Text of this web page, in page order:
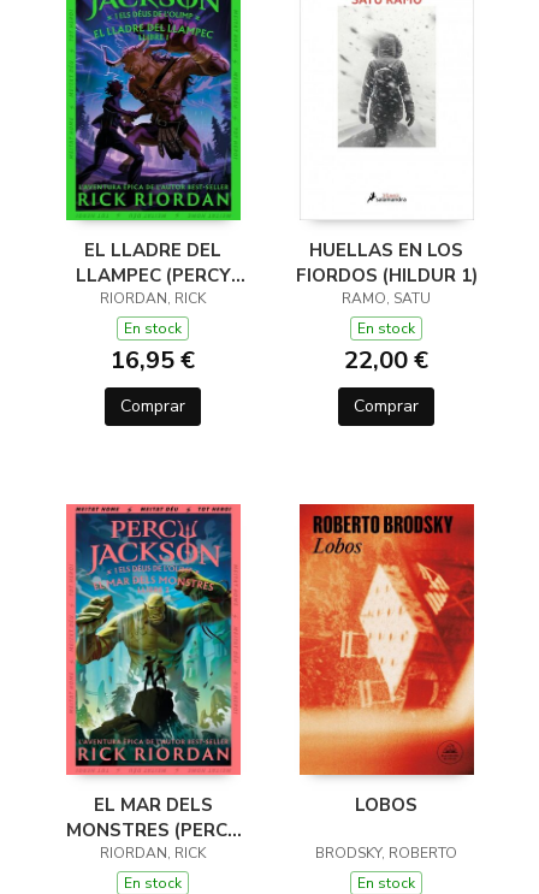
EL LLADRE DEL
LLAMPEC (PERCY
JACKSON I ELS DÉUS
DE L'OLIMP 1)
RIORDAN, RICK
En stock
16,95 €
Comprar
HUELLAS EN LOS
FIORDOS (HILDUR 1)
RAMO, SATU
En stock
22,00 €
Comprar
EL MAR DELS
MONSTRES (PERCY
JACKSON I ELS DÉUS
DE L'OLIMP 2)
RIORDAN, RICK
En stock
LOBOS
BRODSKY, ROBERTO
En stock